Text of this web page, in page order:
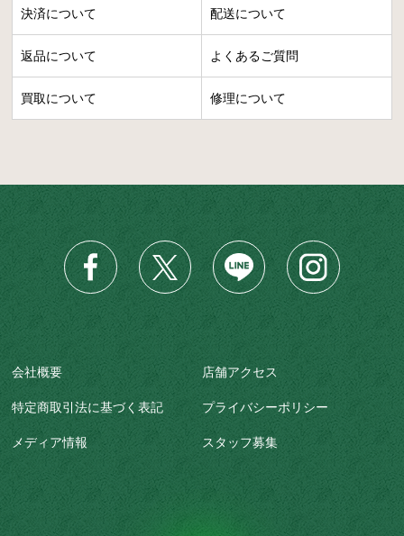
決済について 配送について
返品について よくあるご質問
買取について 修理について
会社概要 店舗アクセス
特定商取引法に基づく表記 プライバシーポリシー
メディア情報 スタッフ募集